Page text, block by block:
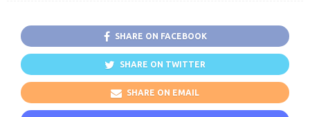
SHARE ON FACEBOOK
SHARE ON TWITTER
SHARE ON EMAIL